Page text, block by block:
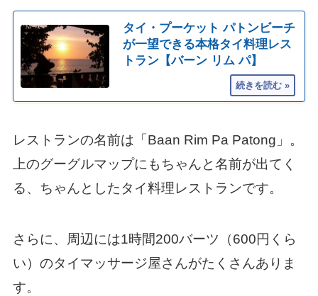
タイ・プーケット パトンビーチ
が一望できる本格タイ料理レス
トラン【バーン リム パ】
レストランの名前は「Baan Rim Pa Patong」。
上のグーグルマップにもちゃんと名前が出てく
る、ちゃんとしたタイ料理レストランです。
さらに、周辺には1時間200バーツ（600円くら
い）のタイマッサージ屋さんがたくさんありま
す。